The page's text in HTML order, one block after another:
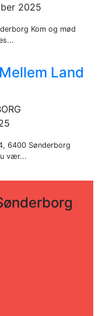
2025
Kom og mød
Land
6400 Sønderborg
vær...